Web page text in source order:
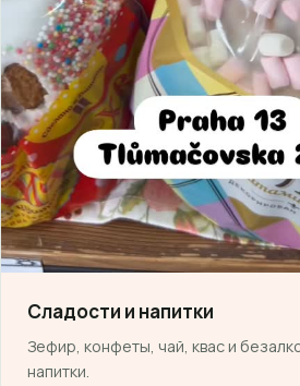
Сладости и напитки
Зефир, конфеты, чай, квас и
напитки.